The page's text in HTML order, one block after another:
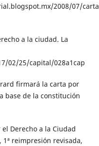
2008/07/
a la ciudad. La
02/25/capital/028a1cap
firmará la carta por
base de la constitución
Derecho a la Ciudad
1ª reimpresión revisada,